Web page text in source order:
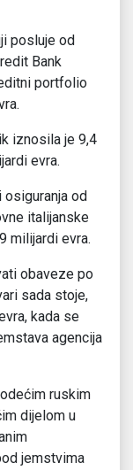
posluje od
Bank
portfolio
iznosila je 9,4
evra.
od
italijanske
milijardi evra.
obaveze po
sada stoje,
kada se
agencija
ruskim
dijelom u
jemstvima